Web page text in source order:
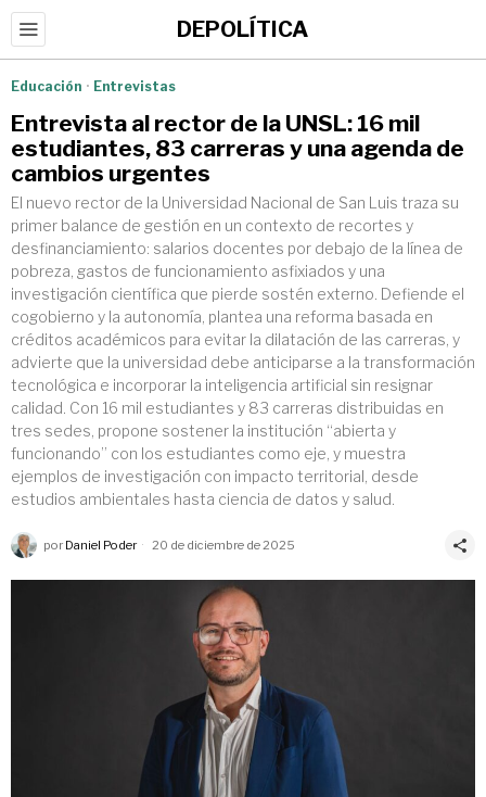
DEPOLÍTICA
Educación · Entrevistas
Entrevista al rector de la UNSL: 16 mil
estudiantes, 83 carreras y una agenda de
cambios urgentes
El nuevo rector de la Universidad Nacional de San Luis traza su
primer balance de gestión en un contexto de recortes y
desfinanciamiento: salarios docentes por debajo de la línea de
pobreza, gastos de funcionamiento asfixiados y una
investigación científica que pierde sostén externo. Defiende el
cogobierno y la autonomía, plantea una reforma basada en
créditos académicos para evitar la dilatación de las carreras, y
advierte que la universidad debe anticiparse a la transformación
tecnológica e incorporar la inteligencia artificial sin resignar
calidad. Con 16 mil estudiantes y 83 carreras distribuidas en
tres sedes, propone sostener la institución “abierta y
funcionando” con los estudiantes como eje, y muestra
ejemplos de investigación con impacto territorial, desde
estudios ambientales hasta ciencia de datos y salud.
por Daniel Poder 20 de diciembre de 2025